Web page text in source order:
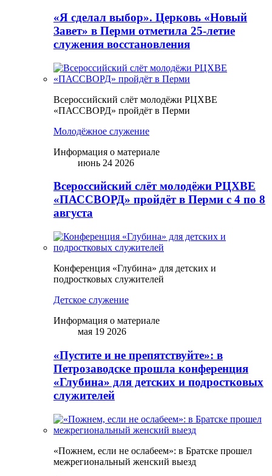
«Я сделал выбор». Церковь «Новый
Завет» в Перми отметила 25-летие
служения восстановления
Всероссийский слёт молодёжи РЦХВЕ
«ПАССВОРД» пройдёт в Перми
Молодёжное служение
Информация о материале
июнь 24 2026
Всероссийский слёт молодёжи РЦХВЕ
«ПАССВОРД» пройдёт в Перми с 4 по 8
августа
Конференция «Глубина» для детских и
подростковых служителей
Детское служение
Информация о материале
мая 19 2026
«Пустите и не препятствуйте»: в
Петрозаводске прошла конференция
«Глубина» для детских и подростковых
служителей
«Пожнем, если не ослабеем»: в Братске прошел
межрегиональный женский выезд